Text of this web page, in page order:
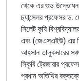
থেকে এর শুভ উদ্ভোধন
চ্যান্সেলর প্রফেসর ড.
সিলেট কৃষি
এবং (জেএসএইউ) এর
আহসান তালুকদারের
সিকৃবি ট্রেজারার
প্রধান অতিথির